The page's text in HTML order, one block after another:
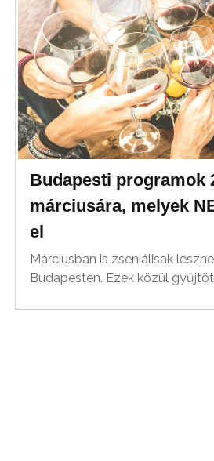
Budapesti programok
márciusára, melyek
el
Márciusban is zseniálisak
Budapesten. Ezek közül